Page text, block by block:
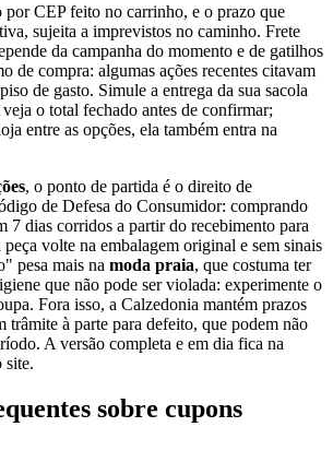
por CEP feito no carrinho, e o prazo que
sujeita a imprevistos no caminho. Frete
da campanha do momento e de gatilhos
de compra: algumas ações recentes citavam
de gasto. Simule a entrega da sua sacola
o total fechado antes de confirmar;
entre as opções, ela também entra na
, o ponto de partida é o direito de
de Defesa do Consumidor: comprando
7 dias corridos a partir do recebimento para
volte na embalagem original e sem sinais
pesa mais na moda praia, que costuma ter
que não pode ser violada: experimente o
Fora isso, a Calzedonia mantém prazos
trâmite à parte para defeito, que podem não
A versão completa e em dia fica na
site.
sobre cupons